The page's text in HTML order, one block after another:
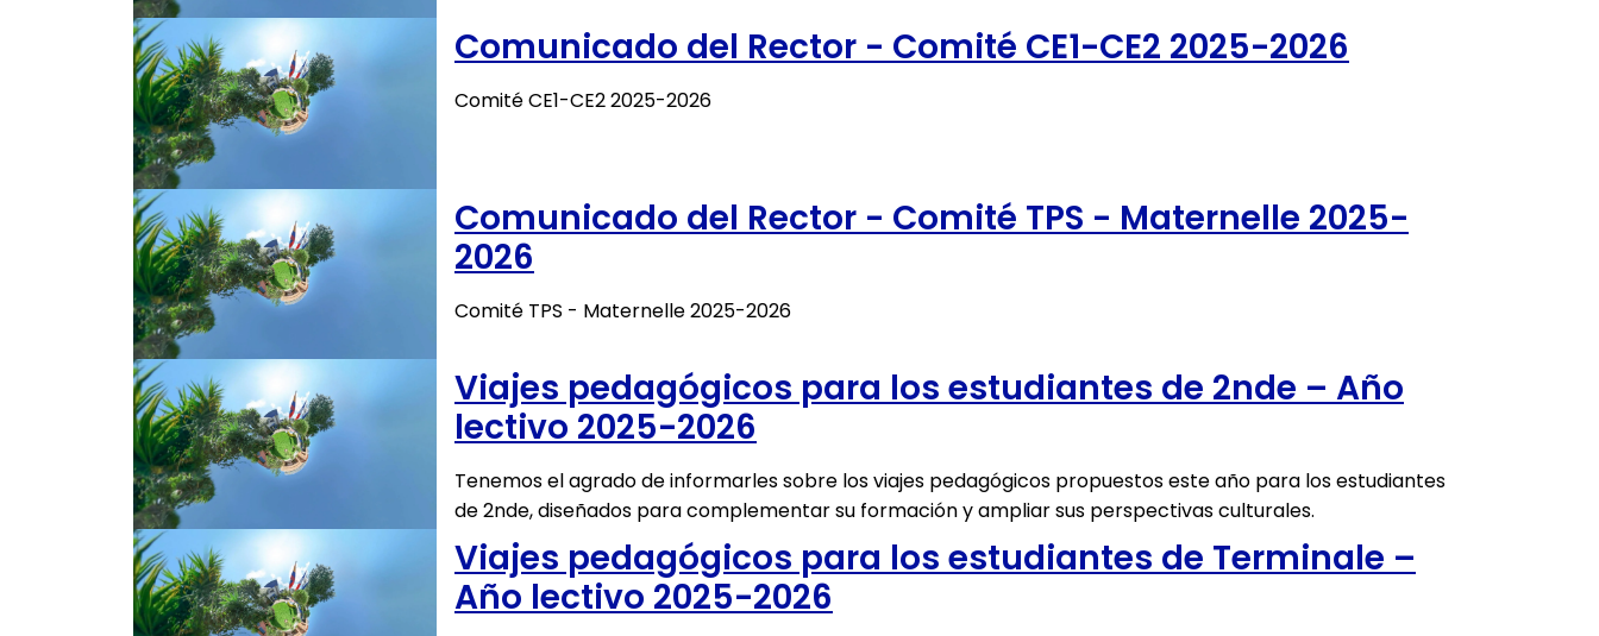
Comunicado del Rector - Comité CE1-CE2 2025-2026
Comité CE1-CE2 2025-2026
Comunicado del Rector - Comité TPS - Maternelle 2025-
2026
Comité TPS - Maternelle 2025-2026
Viajes pedagógicos para los estudiantes de 2nde – Año
lectivo 2025-2026
Tenemos el agrado de informarles sobre los viajes pedagógicos propuestos este año para los estudiantes
de 2nde, diseñados para complementar su formación y ampliar sus perspectivas culturales.
Viajes pedagógicos para los estudiantes de Terminale –
Año lectivo 2025-2026